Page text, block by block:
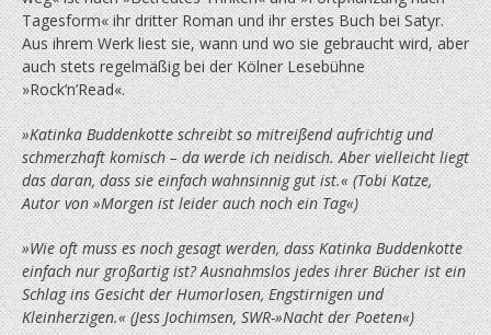
Tagesform« ihr dritter Roman und ihr erstes Buch bei Satyr.
Aus ihrem Werk liest sie, wann und wo sie gebraucht wird, aber
auch stets regelmäßig bei der Kölner Lesebühne
»Rock’n’Read«.
»Katinka Buddenkotte schreibt so mitreißend aufrichtig und
schmerzhaft komisch – da werde ich neidisch. Aber vielleicht liegt
das daran, dass sie einfach wahnsinnig gut ist.« (Tobi Katze,
Autor von »Morgen ist leider auch noch ein Tag«)
»Wie oft muss es noch gesagt werden, dass Katinka Buddenkotte
einfach nur großartig ist? Ausnahmslos jedes ihrer Bücher ist ein
Schlag ins Gesicht der Humorlosen, Engstirnigen und
Kleinherzigen.« (Jess Jochimsen, SWR-»Nacht der Poeten«)